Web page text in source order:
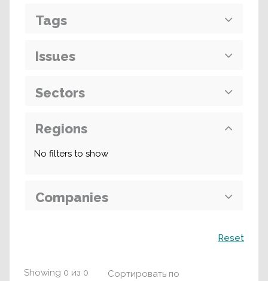
Showing 0 из 0
Сортировать по
Tags
Issues
Sectors
Regions
No filters to show
Companies
Reset